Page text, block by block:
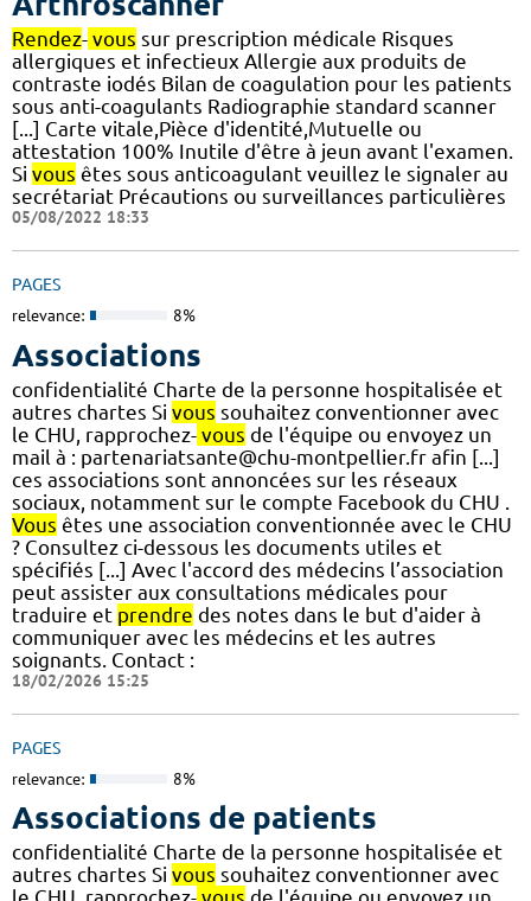
Rendez- vous sur prescription médicale Risques
allergiques et infectieux Allergie aux produits de
contraste iodés Bilan de coagulation pour les patients
sous anti-coagulants Radiographie standard scanner
[...] Carte vitale,Pièce d'identité,Mutuelle ou
attestation 100% Inutile d'être à jeun avant l'examen.
Si vous êtes sous anticoagulant veuillez le signaler au
secrétariat Précautions ou surveillances particulières
05/08/2022 18:33
PAGES
relevance: 8%
Associations
confidentialité Charte de la personne hospitalisée et
autres chartes Si vous souhaitez conventionner avec
le CHU, rapprochez- vous de l'équipe ou envoyez un
mail à : partenariatsante@chu-montpellier.fr afin [...]
ces associations sont annoncées sur les réseaux
sociaux, notamment sur le compte Facebook du CHU .
Vous êtes une association conventionnée avec le CHU
? Consultez ci-dessous les documents utiles et
spécifiés [...] Avec l'accord des médecins l’association
peut assister aux consultations médicales pour
traduire et prendre des notes dans le but d'aider à
communiquer avec les médecins et les autres
soignants. Contact :
18/02/2026 15:25
PAGES
relevance: 8%
Associations de patients
confidentialité Charte de la personne hospitalisée et
autres chartes Si vous souhaitez conventionner avec